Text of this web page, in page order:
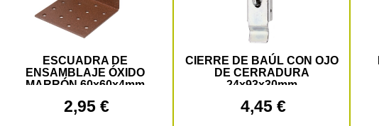
ESCUADRA DE
ENSAMBLAJE ÓXIDO
MARRÓN 60x60x4mm
2,95 €
CIERRE DE BAÚL CON OJO
DE CERRADURA
24x93x30mm
4,45 €